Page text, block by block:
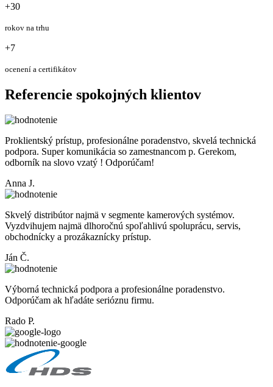
+30
rokov na trhu
+7
ocenení a certifikátov
Referencie spokojných klientov
Proklientský prístup, profesionálne poradenstvo, skvelá technická
podpora. Super komunikácia so zamestnancom p. Gerekom,
odborník na slovo vzatý ! Odporúčam!
Anna J.
Skvelý distribútor najmä v segmente kamerových systémov.
Vyzdvihujem najmä dlhoročnú spoľahlivú spoluprácu, servis,
obchodnícky a prozákaznícky prístup.
Ján Č.
Výborná technická podpora a profesionálne poradenstvo.
Odporúčam ak hľadáte serióznu firmu.
Rado P.